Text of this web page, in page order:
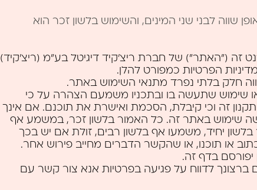
שווה לבני שני המינים, והשימוש בלשון זכר הוא
זה ("האתר") של חברת ריצ'קיד דיגיטל בע"מ (ריצ'קיד)
הפרטיות כמפורט להלן.
חלק בלתי נפרד מתנאי השימוש באתר.
שימוש שתעשה בו ובתכניו משמעם הצהרה על כי
זה וכי קיבלת, הסכמת ואישרת את תוכנם. אם אינך
שימוש באתר זה. כל האמור בלשון זכר, במשמע אף
יחיד, משמעו אף בלשון רבים, זולת אם יש בכך
או תוכנו, או שהקשר הדברים מחייב פירוש אחר.
יפורסם בדף זה.
לדווח על פגיעה בפרטיות אנא צור קשר עם